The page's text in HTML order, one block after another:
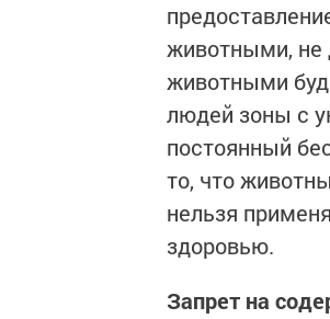
животными, не
животными
людей зоны с
постоянный
то, что
нельзя
здоровью.
Запрет на